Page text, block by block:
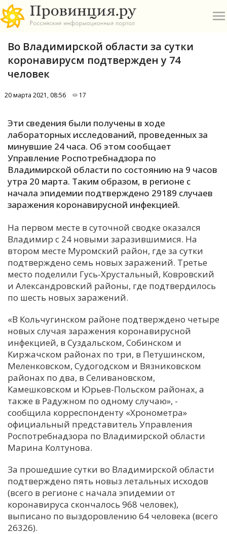
А
Б
В
Е
И
М
Н
П
Р
С
У
Ч
Я
Во Владимирской области за сутки
коронавирусм подтвержден у 74
человек
20 марта 2021, 08:56 17
Эти сведения были получены в ходе
лабораторных исследований, проведенных за
минувшие 24 часа. Об этом сообщает
Управление Роспотребнадзора по
Владимирской области по состоянию на 9 часов
утра 20 марта. Таким образом, в регионе с
начала эпидемии подтверждено 29189 случаев
заражения коронавирусной инфекцией.
На первом месте в суточной сводке оказался
Владимир с 24 новыми заразившимися. На
втором месте Муромский район, где за сутки
подтверждено семь новых заражений. Третье
место поделили Гусь-Хрустальный, Ковровский
и Александровский районы, где подтвердилось
по шесть новых заражений.
«В Кольчугинском районе подтверждено четыре
новых случая заражения коронавирусной
инфекцией, в Суздальском, Собинском и
Киржачском районах по три, в Петушинском,
Меленковском, Судогодском и Вязниковском
районах по два, в Селивановском,
Камешковском и Юрьев-Польском районах, а
также в Радужном по одному случаю», -
сообщила корреспонденту «Хронометра»
официальный представитель Управления
Роспотребнадзора по Владимирской области
Марина Колтунова.
За прошедшие сутки во Владимирской области
подтверждено пять новыз летальных исходов
(всего в регионе с начала эпидемии от
коронавируса скончалось 968 человек),
выписано по выздоровлению 64 человека (всего
26326).